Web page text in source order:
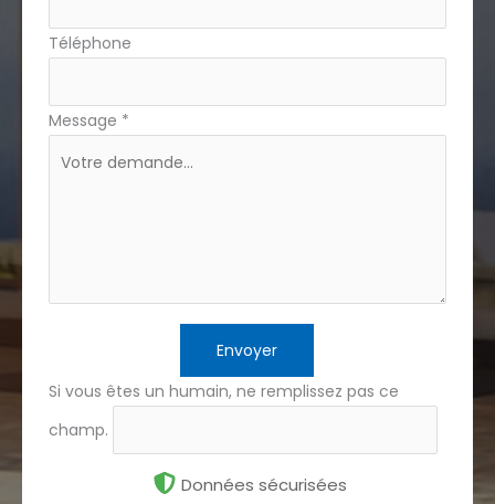
Téléphone
Message *
Envoyer
Si vous êtes un humain, ne remplissez pas ce
champ.
Données sécurisées